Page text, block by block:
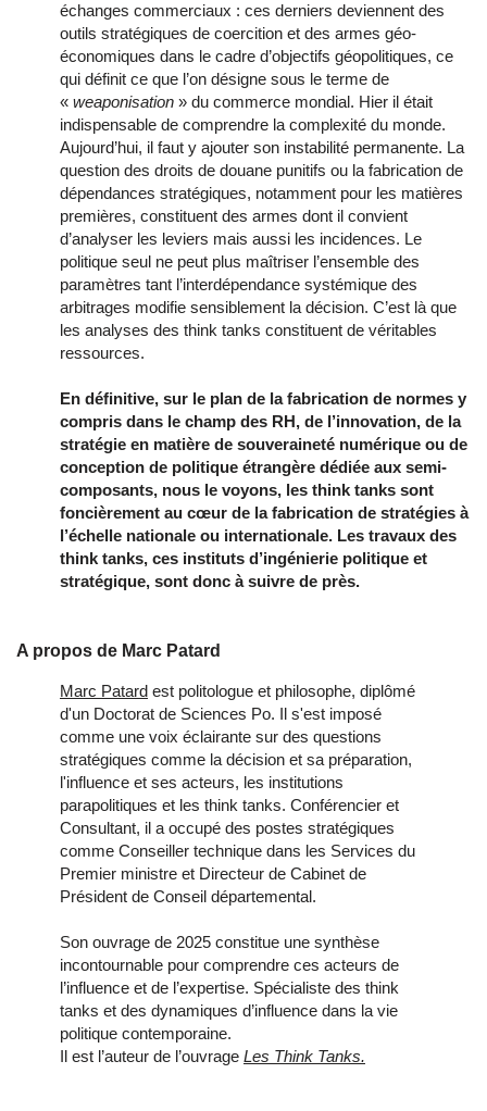
échanges commerciaux : ces derniers deviennent des
outils stratégiques de coercition et des armes géo-
économiques dans le cadre d’objectifs géopolitiques, ce
qui définit ce que l’on désigne sous le terme de
« weaponisation » du commerce mondial. Hier il était
indispensable de comprendre la complexité du monde.
Aujourd’hui, il faut y ajouter son instabilité permanente. La
question des droits de douane punitifs ou la fabrication de
dépendances stratégiques, notamment pour les matières
premières, constituent des armes dont il convient
d’analyser les leviers mais aussi les incidences. Le
politique seul ne peut plus maîtriser l’ensemble des
paramètres tant l’interdépendance systémique des
arbitrages modifie sensiblement la décision. C’est là que
les analyses des think tanks constituent de véritables
ressources.
En définitive, sur le plan de la fabrication de normes y
compris dans le champ des RH, de l’innovation, de la
stratégie en matière de souveraineté numérique ou de
conception de politique étrangère dédiée aux semi-
composants, nous le voyons, les think tanks sont
foncièrement au cœur de la fabrication de stratégies à
l’échelle nationale ou internationale. Les travaux des
think tanks, ces instituts d’ingénierie politique et
stratégique, sont donc à suivre de près.
A propos de Marc Patard
Marc Patard est politologue et philosophe, diplômé
d'un Doctorat de Sciences Po. Il s'est imposé
comme une voix éclairante sur des questions
stratégiques comme la décision et sa préparation,
l'influence et ses acteurs, les institutions
parapolitiques et les think tanks. Conférencier et
Consultant, il a occupé des postes stratégiques
comme Conseiller technique dans les Services du
Premier ministre et Directeur de Cabinet de
Président de Conseil départemental.
Son ouvrage de 2025 constitue une synthèse
incontournable pour comprendre ces acteurs de
l’influence et de l’expertise. Spécialiste des think
tanks et des dynamiques d’influence dans la vie
politique contemporaine.
Il est l’auteur de l’ouvrage Les Think Tanks.